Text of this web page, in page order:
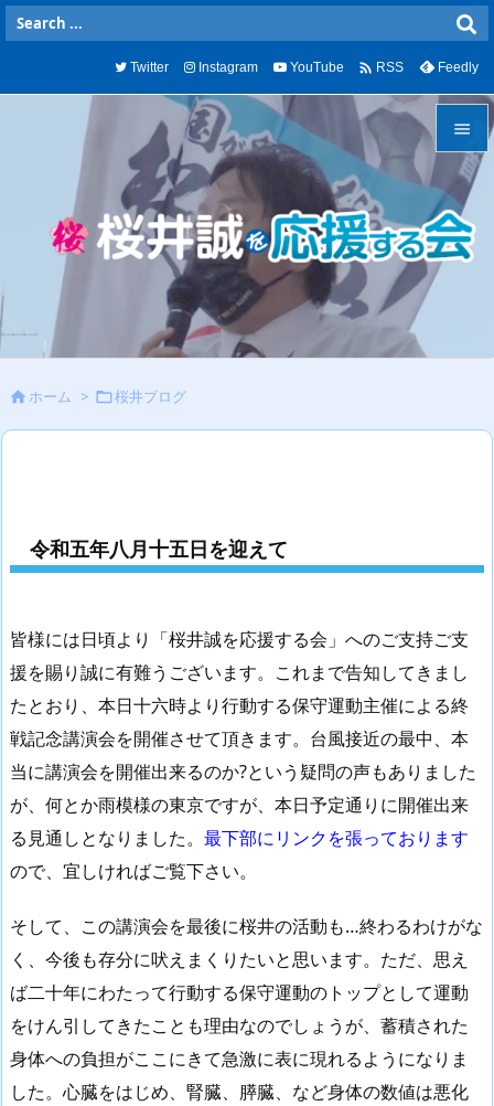


メニュ

サイド
検索
Twitter Instagram YouTube  RSS Feedly
 ホーム > 桜井ブログ
令和五年八月十五日を迎えて
皆様には日頃より「桜井誠を応援する会」へのご支持ご支
援を賜り誠に有難うございます。これまで告知してきまし
たとおり、本日十六時より行動する保守運動主催による終
戦記念講演会を開催させて頂きます。台風接近の最中、本
当に講演会を開催出来るのか?という疑問の声もありました
が、何とか雨模様の東京ですが、本日予定通りに開催出来
る見通しとなりました。 最下部にリンクを張っております
ので、宜しければご覧下さい。
そして、この講演会を最後に桜井の活動も…終わるわけがな
く、今後も存分に吠えまくりたいと思います。ただ、思え
ば二十年にわたって行動する保守運動のトップとして運動
をけん引してきたことも理由なのでしょうが、蓄積された
身体への負担がここにきて急激に表に現れるようになりま
した。心臓をはじめ、腎臓、膵臓、など身体の数値は悪化